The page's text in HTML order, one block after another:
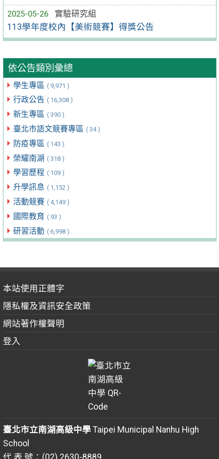
2025-05-26
實驗研究組
113學年度校內【美術競賽】得獎公告
依公告類別彙總
學生專區 ( 9,971 )
行政公告 ( 16,308 )
新生專區 ( 390 )
臺北市語文競賽專區 ( 34 )
防疫專區 ( 143 )
榮耀南湖 ( 318 )
學習歷程 ( 109 )
升學訊息 ( 1,152 )
活動競賽 ( 4,149 )
國際教育 ( 93 )
研習活動 ( 6,998 )
本站使用正體字
隱私權及資訊安全政策
網站著作權聲明
登入
臺北市立南湖高級中學Taipei Municipal Nanhu High
School
代 表 號：(02) 2630-8889